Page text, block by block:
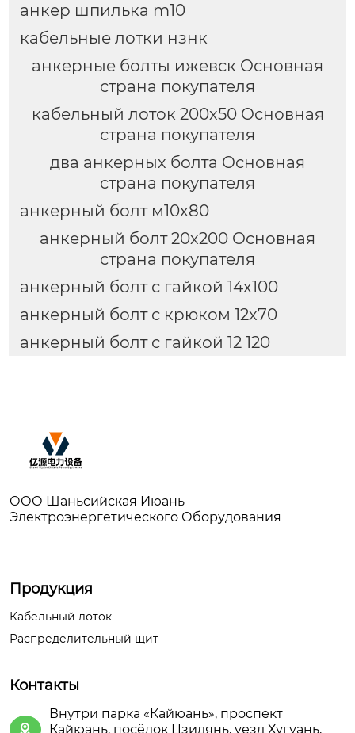
анкер шпилька m10
кабельные лотки нзнк
анкерные болты ижевск Основная
страна покупателя
кабельный лоток 200х50 Основная
страна покупателя
два анкерных болта Основная
страна покупателя
анкерный болт м10х80
анкерный болт 20х200 Основная
страна покупателя
анкерный болт с гайкой 14х100
анкерный болт с крюком 12х70
анкерный болт с гайкой 12 120
ООО Шаньсийская Июань
Электроэнергетического Оборудования
Продукция
Кабельный лоток
Распределительный щит
Контакты

Внутри парка «Кайюань», проспект
Кайюань, посёлок Цзидянь, уезд Хугуань,